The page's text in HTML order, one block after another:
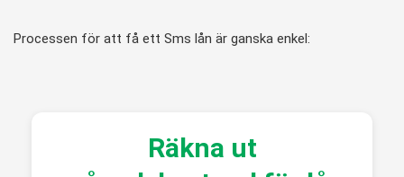
Processen för att få ett Sms lån är ganska enkel:
Räkna ut